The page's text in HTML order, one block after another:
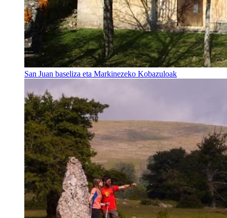
San Juan baseliza eta Markinezeko Kobazuloak